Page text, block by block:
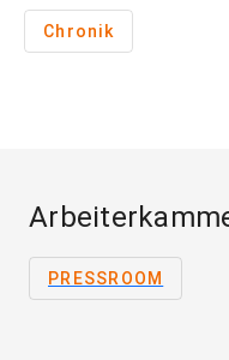
Chronik
PRESSROOM